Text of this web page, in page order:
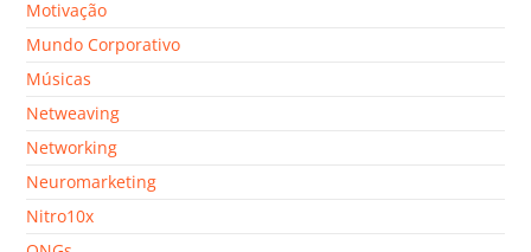
Motivação
Mundo Corporativo
Músicas
Netweaving
Networking
Neuromarketing
Nitro10x